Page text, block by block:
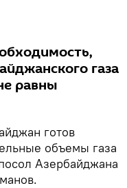
газа
равны
готов
объемы газа
Азербайджана